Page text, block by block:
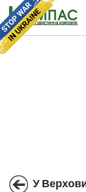
У